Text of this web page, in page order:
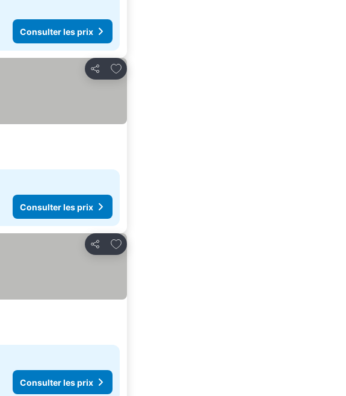
Consulter les prix
Partager
Ajouter à mes favoris
Consulter les prix
Partager
Ajouter à mes favoris
Consulter les prix